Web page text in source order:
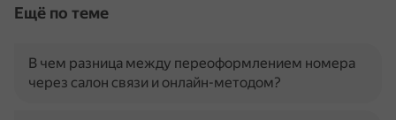
Ещё по теме
В чем разница между переоформлением номера
через салон связи и онлайн-методом?